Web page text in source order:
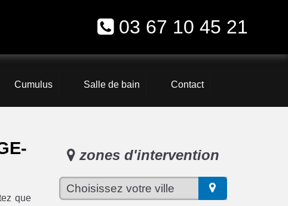
03 67 10 45 21
Cumulus Salle de bain Contact
que
zones d'intervention